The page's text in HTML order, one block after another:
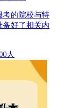
考的院校与特
备好了相关内
人